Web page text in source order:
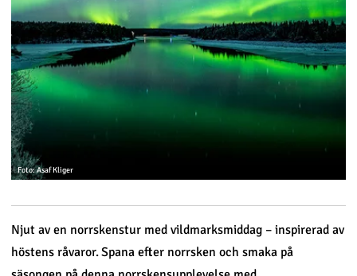
Foto: Asaf Kliger
Njut av en norrskenstur med vildmarksmiddag – inspirerad av
höstens råvaror.Spana efter norrsken och smaka på